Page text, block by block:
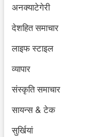
अनक्याटेगेरी
देशहित समाचार
लाइफ स्टाइल
व्यापार
संस्कृति समाचार
सायन्स & टेक
सुर्खियां